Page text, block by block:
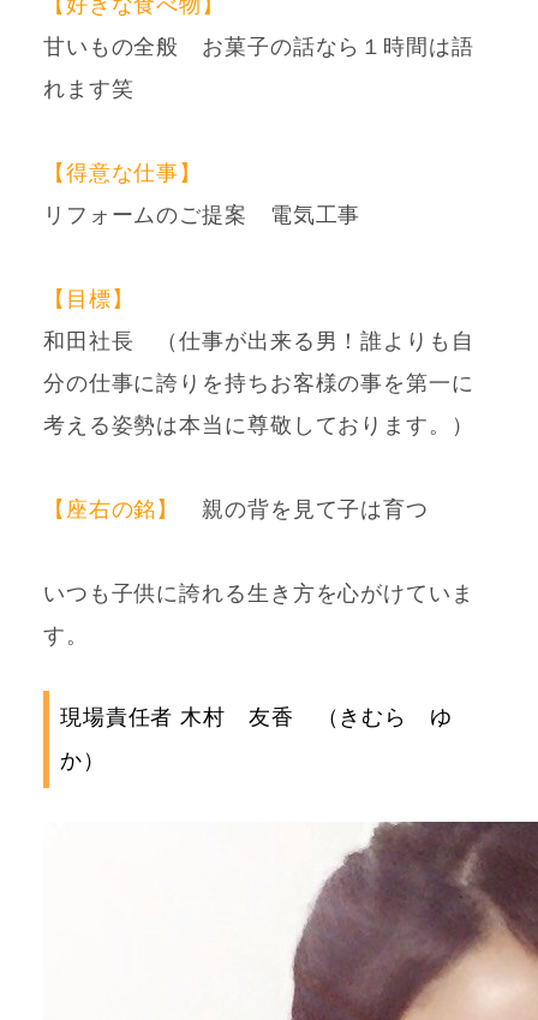
甘いもの全般 お菓子の話なら１時間は語
れます笑
【得意な仕事】
リフォームのご提案 電気工事
【目標】
和田社長 （仕事が出来る男！誰よりも自
分の仕事に誇りを持ちお客様の事を第一に
考える姿勢は本当に尊敬しております。）
【座右の銘】 親の背を見て子は育つ
いつも子供に誇れる生き方を心がけていま
す。
現場責任者 木村 友香 （きむら ゆ
か）